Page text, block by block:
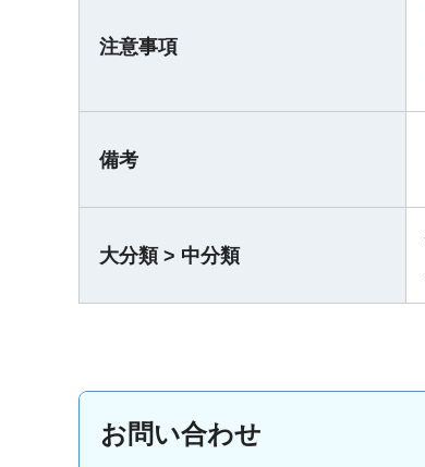
注意事項
備考
大分類 > 中分類
お問い合わせ